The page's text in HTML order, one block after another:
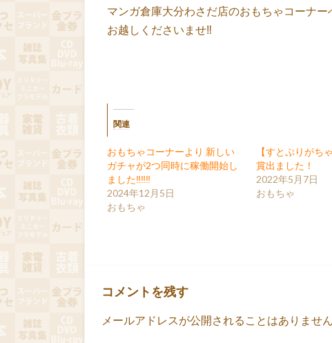
マンガ倉庫大分わさだ店のおもちゃコーナー
お越しくださいませ‼
関連
おもちゃコーナーより 新しい
ガチャが2つ同時に稼働開始し
ました‼‼‼
2024年12月5日
おもちゃ
【すとぷりがち
賞出ました！
2022年5月7日
おもちゃ
コメントを残す
メールアドレスが公開されることはありません